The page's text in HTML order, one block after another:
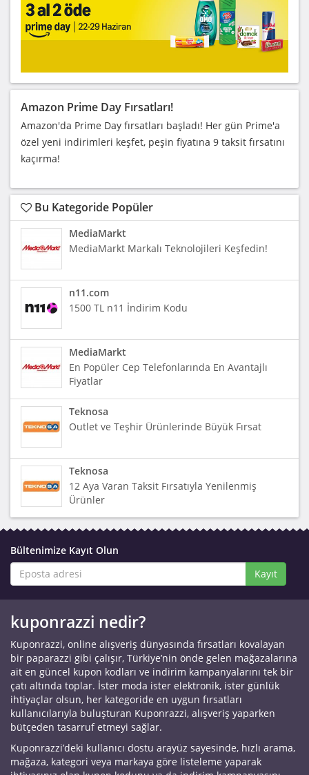
Amazon Prime Day Fırsatları!
Amazon'da Prime Day fırsatları başladı! Her gün Prime'a
özel yeni indirimleri keşfet, peşin fiyatına 9 taksit fırsatını
kaçırma!
Bu Kategoride Popüler
MediaMarkt
MediaMarkt Markalı Teknolojileri Keşfedin!
n11.com
1500 TL n11 İndirim Kodu
MediaMarkt
En Popüler Cep Telefonlarında En Avantajlı
Fiyatlar
Teknosa
Outlet ve Teşhir Ürünlerinde Büyük Fırsat
Teknosa
12 Aya Varan Taksit Fırsatıyla Yenilenmiş
Ürünler
Bültenimize Kayıt Olun
Kayıt
kuponrazzi nedir?
Kuponrazzi, online alışveriş dünyasında fırsatları kovalayan
bir paparazzi gibi çalışır, Türkiye’nin önde gelen mağazalarına
ait en güncel kupon kodları ve indirim kampanyalarını tek bir
çatı altında toplar. İster moda ister elektronik, ister günlük
ihtiyaçlar olsun, her kategoride en uygun fırsatları
kullanıcılarıyla buluşturan Kuponrazzi, alışveriş yaparken
bütçeden tasarruf etmeyi sağlar.
Kuponrazzi’deki kullanıcı dostu arayüz sayesinde, hızlı arama,
mağaza, kategori veya markaya göre listeleme yaparak